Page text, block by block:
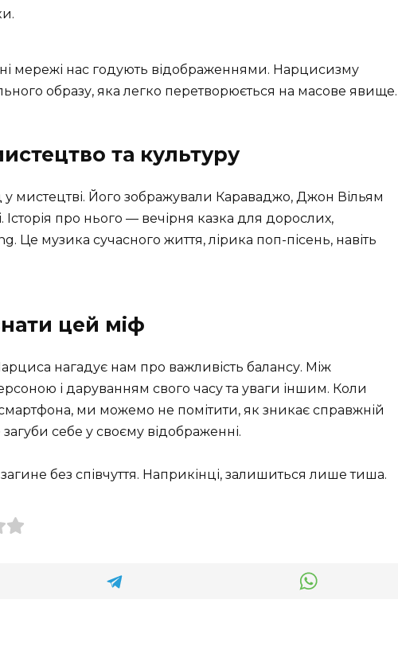
мережі нас годують відображеннями. Нарцисизму
образу, яка легко перетворюється на масове явище.
та культуру
мистецтві. Його зображували Караваджо, Джон Вільям
Історія про нього — вечірня казка для дорослих,
Це музика сучасного життя, лірика поп-пісень, навіть
цей міф
нагадує нам про важливість балансу. Між
і даруванням свого часу та уваги іншим. Коли
ми можемо не помітити, як зникає справжній
себе у своєму відображенні.
без співчуття. Наприкінці, залишиться лише тиша.